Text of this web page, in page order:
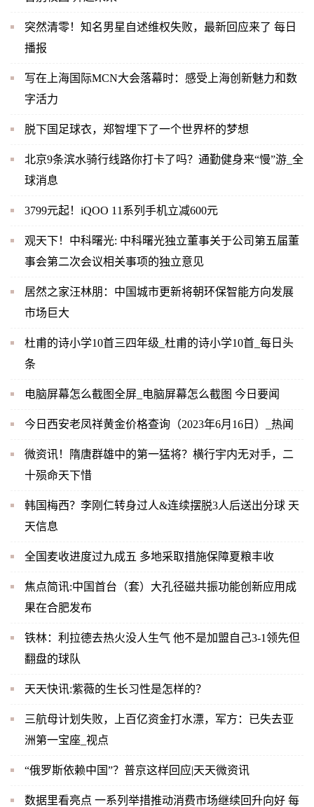
突然清零！知名男星自述维权失败，最新回应来了 每日
播报
写在上海国际MCN大会落幕时：感受上海创新魅力和数
字活力
脱下国足球衣，郑智埋下了一个世界杯的梦想
北京9条滨水骑行线路你打卡了吗？通勤健身来“慢”游_全
球消息
3799元起！iQOO 11系列手机立减600元
观天下！中科曙光: 中科曙光独立董事关于公司第五届董
事会第二次会议相关事项的独立意见
居然之家汪林朋：中国城市更新将朝环保智能方向发展
市场巨大
杜甫的诗小学10首三四年级_杜甫的诗小学10首_每日头
条
电脑屏幕怎么截图全屏_电脑屏幕怎么截图 今日要闻
今日西安老凤祥黄金价格查询（2023年6月16日）_热闻
微资讯！隋唐群雄中的第一猛将？横行宇内无对手，二
十殒命天下惜
韩国梅西？李刚仁转身过人&连续摆脱3人后送出分球 天
天信息
全国麦收进度过九成五 多地采取措施保障夏粮丰收
焦点简讯:中国首台（套）大孔径磁共振功能创新应用成
果在合肥发布
铁林：利拉德去热火没人生气 他不是加盟自己3-1领先但
翻盘的球队
天天快讯:紫薇的生长习性是怎样的？
三航母计划失败，上百亿资金打水漂，军方：已失去亚
洲第一宝座_视点
“俄罗斯依赖中国”？普京这样回应|天天微资讯
数据里看亮点 一系列举措推动消费市场继续回升向好 每